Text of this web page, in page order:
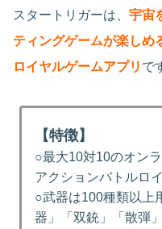
スタートリガーは、 宇宙
ティングゲームが楽しめ
ロイヤルゲームアプリ で
【特徴】
○最大10対10のオン
アクションバトルロ
○武器は100種類以上
器」「双銃」「散弾